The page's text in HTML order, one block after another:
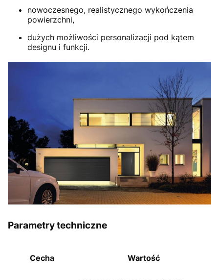
nowoczesnego, realistycznego wykończenia
powierzchni,
dużych możliwości personalizacji pod kątem
designu i funkcji.
Parametry techniczne
Cecha Wartość